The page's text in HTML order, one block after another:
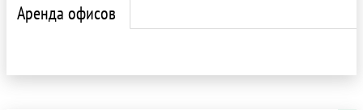
Аренда офисов